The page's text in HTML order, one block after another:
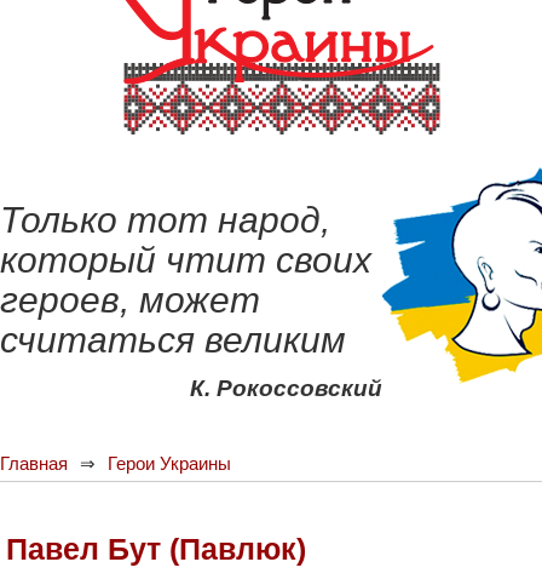
Только тот народ,
который чтит своих
героев, может
считаться великим
К. Рокоссовский
Главная Герои Украины
Павел Бут (Павлюк)